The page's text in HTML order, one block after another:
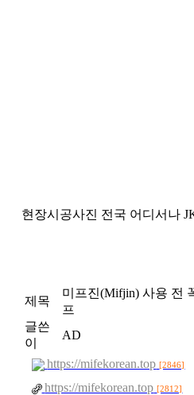
현장시공사진 전국 어디서나
제목
미프진(Mifjin) 사용 전
프
글쓴
이
AD
https://mifekorean.top [2846]
https://mifekorean.top [2812]